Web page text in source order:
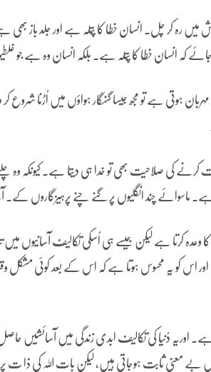
میں رہ کر چل۔ انسان خطا کا پُتلہ ہے اور جلد باز
جائے کہ انسان خطا کا پُتلہ ہے۔ بلکہ انسان وہ ہے جو
ہوتی ہے تو مجھ جیسا گنہگار ہواؤں میں اُڑنا شروع
کرنے کی صلاحیت بھی تو خدا ہی دیتا ہے۔ کیونکہ
ہے۔ ماسوائے چند انگلیوں پر گنے چنے پرہیزگاروں
وعدہ کرتا ہے لیکن جیسے ہی اُسکی تکالیف آسانیوں میں
اور اس کو یہ محسوس ہوتا ہے کہ اس کے بعد کوئی
دُنیا کی تکالیف ابدی زندگی میں آسائشیں
بے معنی ثابت ہوجاتی ہیں، لیکن بات اللہ کی ذا ت